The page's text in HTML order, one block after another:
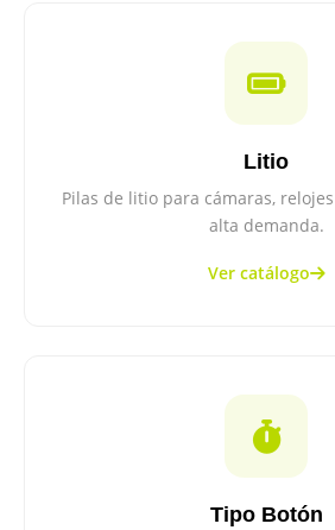
Litio
Pilas de litio para cámaras,
alta demanda.
Ver catálogo
Tipo Botón